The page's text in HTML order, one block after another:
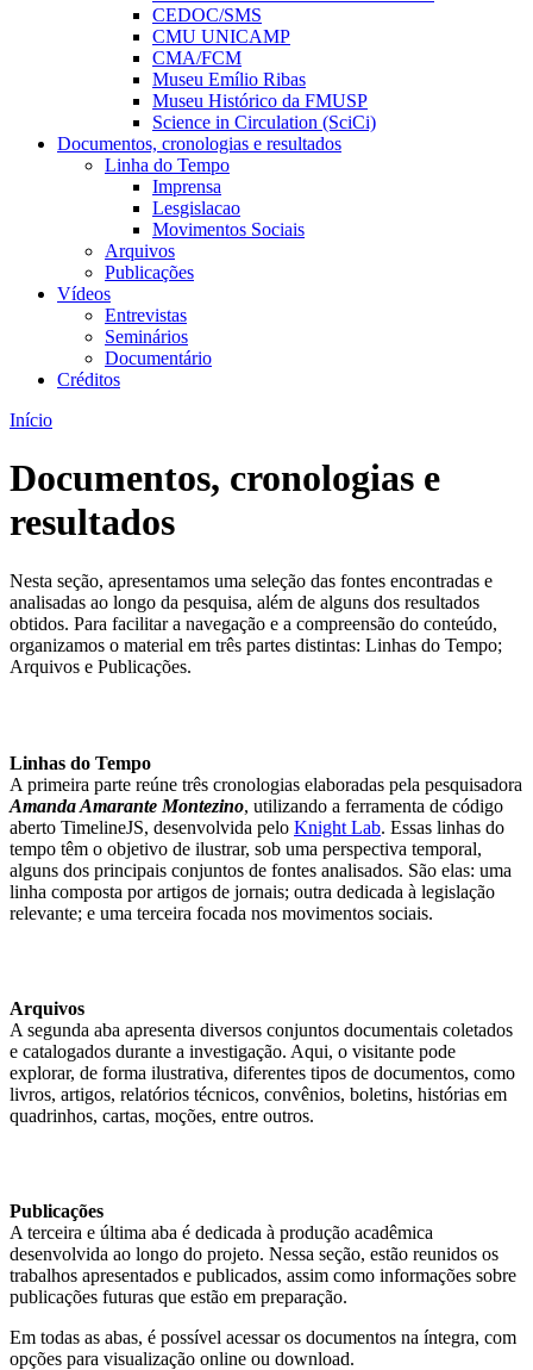
CEDOC/SMS
CMU UNICAMP
CMA/FCM
Museu Emílio Ribas
Museu Histórico da FMUSP
Science in Circulation (SciCi)
Documentos, cronologias e resultados
Linha do Tempo
Imprensa
Lesgislacao
Movimentos Sociais
Arquivos
Publicações
Vídeos
Entrevistas
Seminários
Documentário
Créditos
Início
Documentos, cronologias e
resultados
Nesta seção, apresentamos uma seleção das fontes encontradas e
analisadas ao longo da pesquisa, além de alguns dos resultados
obtidos. Para facilitar a navegação e a compreensão do conteúdo,
organizamos o material em três partes distintas: Linhas do Tempo;
Arquivos e Publicações.
Linhas do Tempo
A primeira parte reúne três cronologias elaboradas pela pesquisadora
Amanda Amarante Montezino, utilizando a ferramenta de código
aberto TimelineJS, desenvolvida pelo Knight Lab. Essas linhas do
tempo têm o objetivo de ilustrar, sob uma perspectiva temporal,
alguns dos principais conjuntos de fontes analisados. São elas: uma
linha composta por artigos de jornais; outra dedicada à legislação
relevante; e uma terceira focada nos movimentos sociais.
Arquivos
A segunda aba apresenta diversos conjuntos documentais coletados
e catalogados durante a investigação. Aqui, o visitante pode
explorar, de forma ilustrativa, diferentes tipos de documentos, como
livros, artigos, relatórios técnicos, convênios, boletins, histórias em
quadrinhos, cartas, moções, entre outros.
Publicações
A terceira e última aba é dedicada à produção acadêmica
desenvolvida ao longo do projeto. Nessa seção, estão reunidos os
trabalhos apresentados e publicados, assim como informações sobre
publicações futuras que estão em preparação.
Em todas as abas, é possível acessar os documentos na íntegra, com
opções para visualização online ou download.